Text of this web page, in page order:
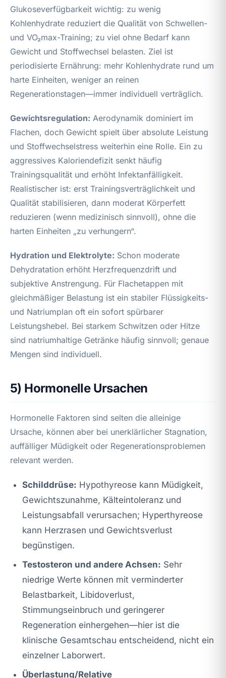
Glukoseverfügbarkeit wichtig: zu wenig
Kohlenhydrate reduziert die Qualität von Schwellen-
und VO₂max-Training; zu viel ohne Bedarf kann
Gewicht und Stoffwechsel belasten. Ziel ist
periodisierte Ernährung: mehr Kohlenhydrate rund um
harte Einheiten, weniger an reinen
Regenerationstagen—immer individuell verträglich.
Gewichtsregulation: Aerodynamik dominiert im
Flachen, doch Gewicht spielt über absolute Leistung
und Stoffwechselstress weiterhin eine Rolle. Ein zu
aggressives Kaloriendefizit senkt häufig
Trainingsqualität und erhöht Infektanfälligkeit.
Realistischer ist: erst Trainingsverträglichkeit und
Qualität stabilisieren, dann moderat Körperfett
reduzieren (wenn medizinisch sinnvoll), ohne die
harten Einheiten „zu verhungern“.
Hydration und Elektrolyte: Schon moderate
Dehydratation erhöht Herzfrequenzdrift und
subjektive Anstrengung. Für Flachetappen mit
gleichmäßiger Belastung ist ein stabiler Flüssigkeits-
und Natriumplan oft ein sofort spürbarer
Leistungshebel. Bei starkem Schwitzen oder Hitze
sind natriumhaltige Getränke häufig sinnvoll; genaue
Mengen sind individuell.
5) Hormonelle Ursachen
Hormonelle Faktoren sind selten die alleinige
Ursache, können aber bei unerklärlicher Stagnation,
auffälliger Müdigkeit oder Regenerationsproblemen
relevant werden.
Schilddrüse: Hypothyreose kann Müdigkeit,
Gewichtszunahme, Kälteintoleranz und
Leistungsabfall verursachen; Hyperthyreose
kann Herzrasen und Gewichtsverlust
begünstigen.
Testosteron und andere Achsen: Sehr
niedrige Werte können mit verminderter
Belastbarkeit, Libidoverlust,
Stimmungseinbruch und geringerer
Regeneration einhergehen—hier ist die
klinische Gesamtschau entscheidend, nicht ein
einzelner Laborwert.
Überlastung/Relative